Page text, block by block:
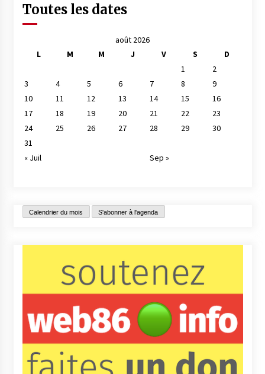
Toutes les dates
août 2026
L
M M J V S
D
1
2
3
4 5 6 7 8
9
10
11 12 13 14 15
16
17
18 19 20 21 22
23
24
25 26 27 28 29
30
31
« Juil
Sep »
Calendrier du mois S'abonner à l'agenda